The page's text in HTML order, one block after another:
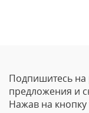
Ваше Имя
Подпишитесь на
предложения и
Нажав на кнопку